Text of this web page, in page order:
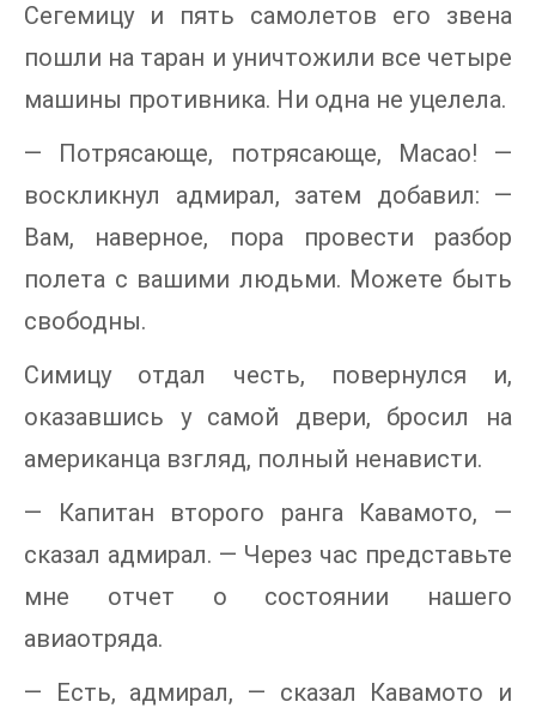
Сегемицу и пять самолетов его звена
пошли на таран и уничтожили все четыре
машины противника. Ни одна не уцелела.
— Потрясающе, потрясающе, Масао! —
воскликнул адмирал, затем добавил: —
Вам, наверное, пора провести разбор
полета с вашими людьми. Можете быть
свободны.
Симицу отдал честь, повернулся и,
оказавшись у самой двери, бросил на
американца взгляд, полный ненависти.
— Капитан второго ранга Кавамото, —
сказал адмирал. — Через час представьте
мне отчет о состоянии нашего
авиаотряда.
— Есть, адмирал, — сказал Кавамото и